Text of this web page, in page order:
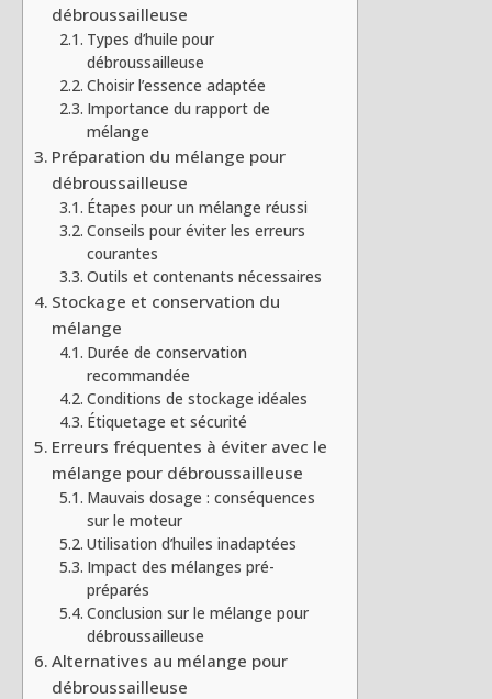
débroussailleuse
Types d’huile pour
débroussailleuse
Choisir l’essence adaptée
Importance du rapport de
mélange
Préparation du mélange pour
débroussailleuse
Étapes pour un mélange réussi
Conseils pour éviter les erreurs
courantes
Outils et contenants nécessaires
Stockage et conservation du
mélange
Durée de conservation
recommandée
Conditions de stockage idéales
Étiquetage et sécurité
Erreurs fréquentes à éviter avec le
mélange pour débroussailleuse
Mauvais dosage : conséquences
sur le moteur
Utilisation d’huiles inadaptées
Impact des mélanges pré-
préparés
Conclusion sur le mélange pour
débroussailleuse
Alternatives au mélange pour
débroussailleuse